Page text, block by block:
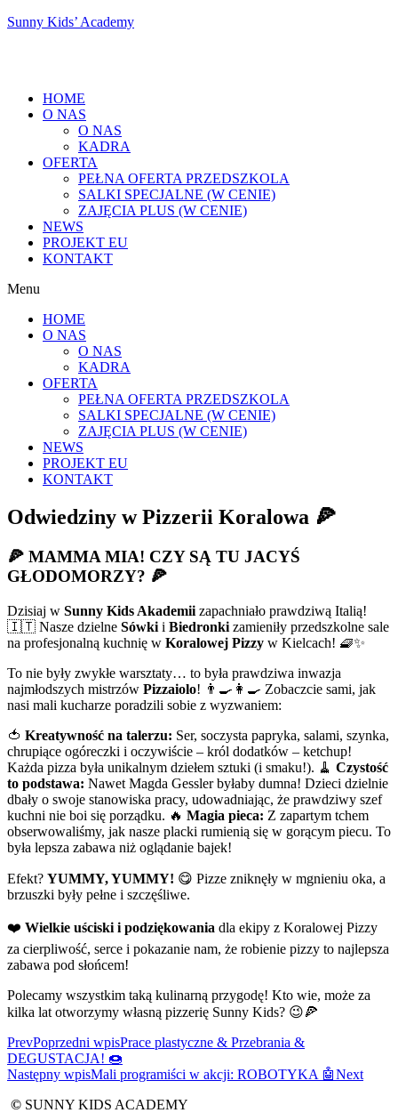
Sunny Kids’ Academy
HOME
O NAS
O NAS
KADRA
OFERTA
PEŁNA OFERTA PRZEDSZKOLA
SALKI SPECJALNE (W CENIE)
ZAJĘCIA PLUS (W CENIE)
NEWS
PROJEKT EU
KONTAKT
Menu
HOME
O NAS
O NAS
KADRA
OFERTA
PEŁNA OFERTA PRZEDSZKOLA
SALKI SPECJALNE (W CENIE)
ZAJĘCIA PLUS (W CENIE)
NEWS
PROJEKT EU
KONTAKT
Odwiedziny w Pizzerii Koralowa 🍕
🍕 MAMMA MIA! CZY SĄ TU JACYŚ
GŁODOMORZY? 🍕
Dzisiaj w Sunny Kids Akademii zapachniało prawdziwą Italią!
🇮🇹 Nasze dzielne Sówki i Biedronki zamieniły przedszkolne sale
na profesjonalną kuchnię w Koralowej Pizzy w Kielcach! 🧇✨
To nie były zwykłe warsztaty… to była prawdziwa inwazja
najmłodszych mistrzów Pizzaiolo! 👨‍🍳👩‍🍳 Zobaczcie sami, jak
nasi mali kucharze poradzili sobie z wyzwaniem:
🍅 Kreatywność na talerzu: Ser, soczysta papryka, salami, szynka,
chrupiące ogóreczki i oczywiście – król dodatków – ketchup!
Każda pizza była unikalnym dziełem sztuki (i smaku!). 🧹 Czystość
to podstawa: Nawet Magda Gessler byłaby dumna! Dzieci dzielnie
dbały o swoje stanowiska pracy, udowadniając, że prawdziwy szef
kuchni nie boi się porządku. 🔥 Magia pieca: Z zapartym tchem
obserwowaliśmy, jak nasze placki rumienią się w gorącym piecu. To
była lepsza zabawa niż oglądanie bajek!
Efekt? YUMMY, YUMMY! 😋 Pizze zniknęły w mgnieniu oka, a
brzuszki były pełne i szczęśliwe.
❤️ Wielkie uściski i podziękowania dla ekipy z Koralowej Pizzy
za cierpliwość, serce i pokazanie nam, że robienie pizzy to najlepsza
zabawa pod słońcem!
Polecamy wszystkim taką kulinarną przygodę! Kto wie, może za
kilka lat otworzymy własną pizzerię Sunny Kids? 😉🍕
PrevPoprzedni wpisPrace plastyczne & Przebrania &
DEGUSTACJA! 🍩
Następny wpisMali programiści w akcji: ROBOTYKA 🤖Next
© SUNNY KIDS ACADEMY